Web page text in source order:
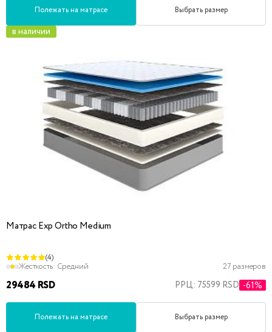
Полежать на матрасе Выбрать размер
в наличии
Матрас Exp Ortho Medium
(4)
Жесткость: Средний 27 размеров
29484 RSD РРЦ: 75599 RSD -61%
Полежать на матрасе Выбрать размер